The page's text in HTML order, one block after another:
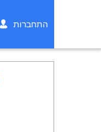
התחברות